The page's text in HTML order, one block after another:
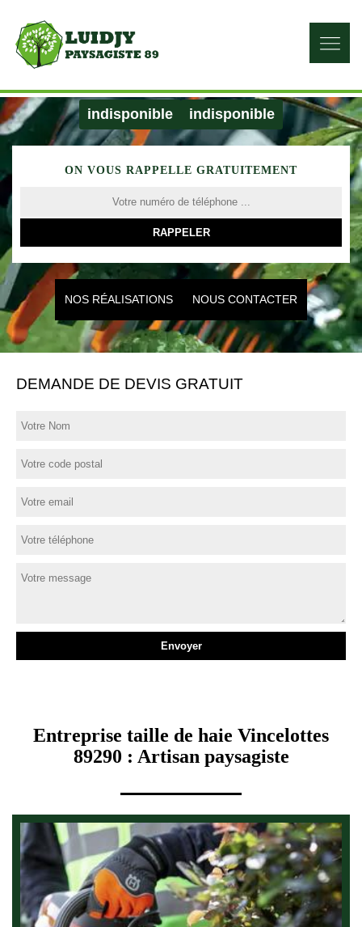
indisponible indisponible
ON VOUS RAPPELLE GRATUITEMENT
NOS RÉALISATIONS NOUS CONTACTER
DEMANDE DE DEVIS GRATUIT
Entreprise taille de haie Vincelottes
89290 : Artisan paysagiste